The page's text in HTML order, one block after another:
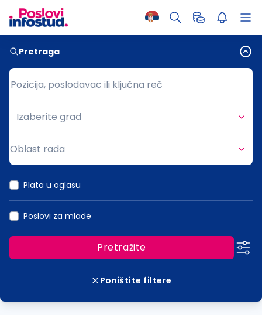
Pretraga
Pozicija, poslodavac ili ključna reč
Pozicija, poslodavac ili ključna reč
Grad
Izaberite grad
Oblast rada
Plata u oglasu
Poslovi za mlade
Pretražite
Poništite filtere